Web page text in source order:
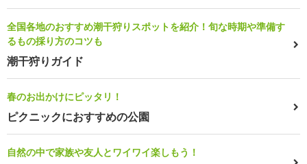
全国各地のおすすめ潮干狩りスポットを紹介！旬な時期や準備す
るもの採り方のコツも
潮干狩りガイド
春のお出かけにピッタリ！
ピクニックにおすすめの公園
自然の中で家族や友人とワイワイ楽しもう！